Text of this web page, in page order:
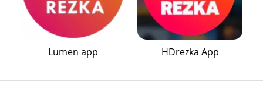
Lumen app HDrezka App